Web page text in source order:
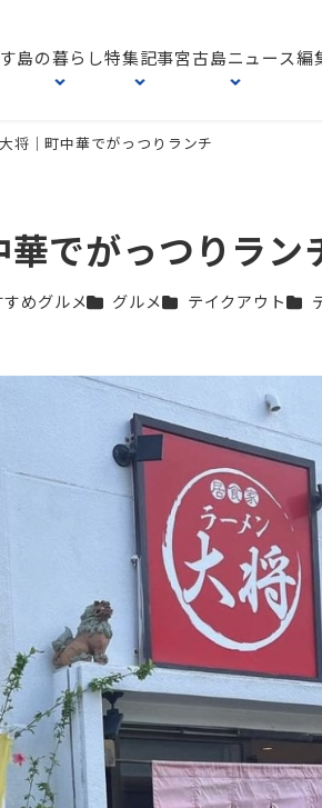
島の暮らし特集記事宮古島ニュース編
将｜町中華でがっつりランチ
でがっつりラン
ー
すめグルメカテゴリー
グルメカテゴリー
テイクアウトカ